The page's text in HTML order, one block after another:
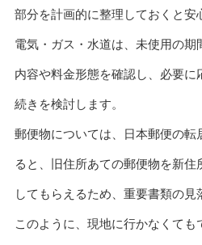
部分を計画的に整理しておくと安
電気・ガス・水道は、未使用の期
内容や料金形態を確認し、必要
続きを検討します。
郵便物については、日本郵便の転
ると、旧住所あての郵便物を新住
してもらえるため、重要書類の見
このように、現地に行かなくても